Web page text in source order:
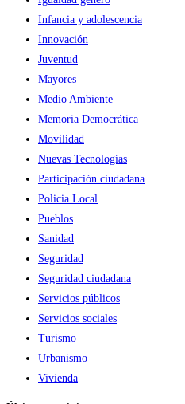
Infancia y adolescencia
Innovación
Juventud
Mayores
Medio Ambiente
Memoria Democrática
Movilidad
Nuevas Tecnologías
Participación ciudadana
Policia Local
Pueblos
Sanidad
Seguridad
Seguridad ciudadana
Servicios públicos
Servicios sociales
Turismo
Urbanismo
Vivienda